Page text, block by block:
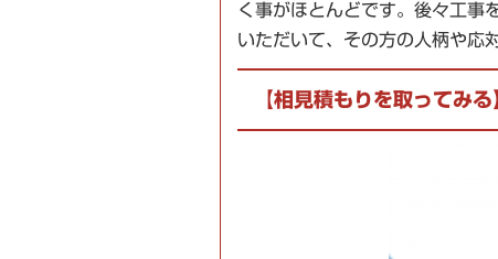
く事がほとんどです。後々工事
いただいて、その方の人柄や応
【相見積もりを取ってみ